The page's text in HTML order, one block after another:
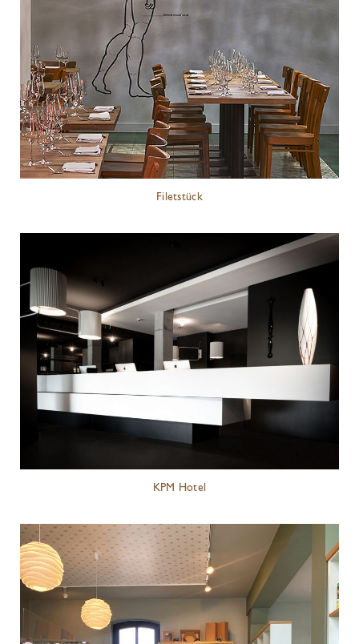
Filetstück
KPM Hotel